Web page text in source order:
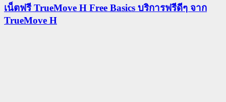
เน็ตฟรี TrueMove H Free Basics บริการฟรีดีๆ จาก
TrueMove H